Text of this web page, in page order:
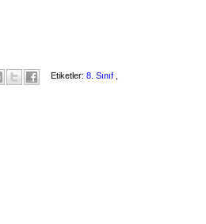
Etiketler: 8. Sınıf